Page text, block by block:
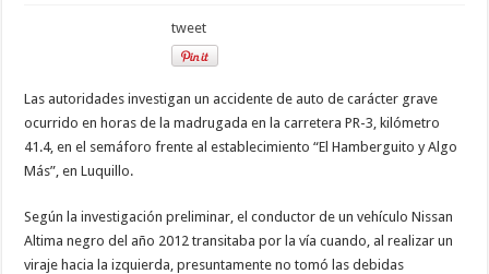
tweet
Las autoridades investigan un accidente de auto de carácter grave
ocurrido en horas de la madrugada en la carretera PR-3, kilómetro
41.4, en el semáforo frente al establecimiento “El Hamberguito y Algo
Más”, en Luquillo.
Según la investigación preliminar, el conductor de un vehículo Nissan
Altima negro del año 2012 transitaba por la vía cuando, al realizar un
viraje hacia la izquierda, presuntamente no tomó las debidas